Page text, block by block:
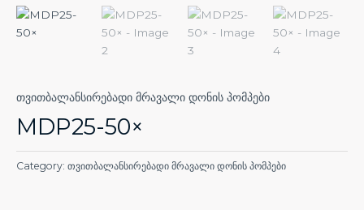
თვითბალანსირებადი მრავალი დონის პომპები
MDP25-50×
Category: თვითბალანსირებადი მრავალი დონის პომპები